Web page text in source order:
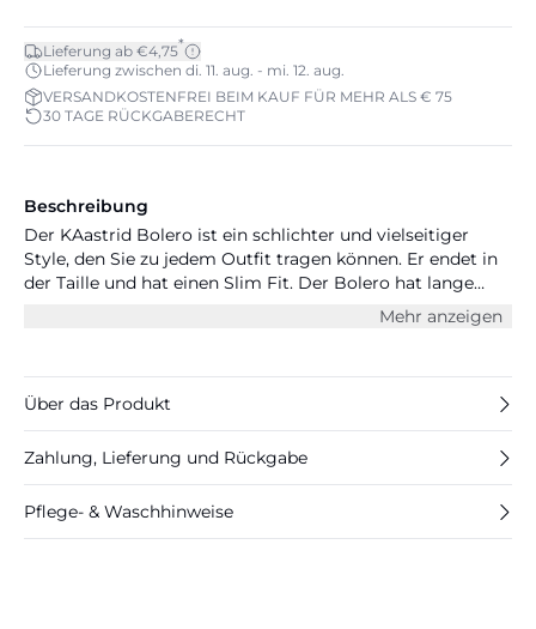
Lieferung ab €4,75*
Lieferung zwischen di. 11. aug. - mi. 12. aug.
VERSANDKOSTENFREI BEIM KAUF FÜR MEHR ALS € 75
30 TAGE RÜCKGABERECHT
Beschreibung
Der KAastrid Bolero ist ein schlichter und vielseitiger
Style, den Sie zu jedem Outfit tragen können. Er endet in
der Taille und hat einen Slim Fit. Der Bolero hat lange
Ärmel und eine offene Vorderseite mit abgerundeten
Mehr anzeigen
Über das Produkt
Zahlung, Lieferung und Rückgabe
Pflege- & Waschhinweise